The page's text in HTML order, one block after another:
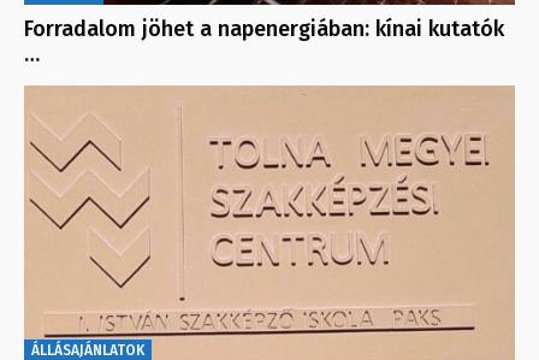
Forradalom jöhet a napenergiában: kínai kutatók
…
ÁLLÁSAJÁNLATOK